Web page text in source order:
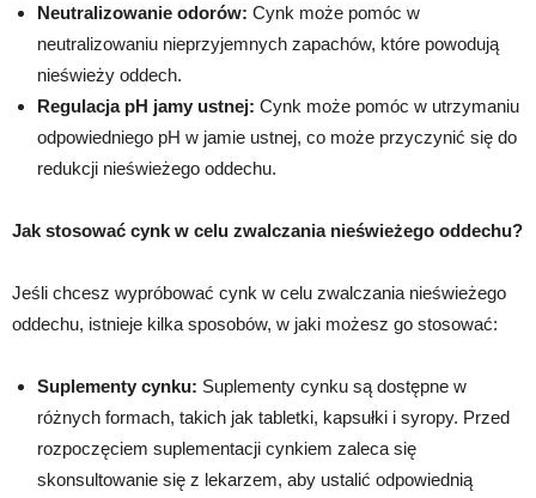
Neutralizowanie odorów: Cynk może pomóc w
neutralizowaniu nieprzyjemnych zapachów, które powodują
nieświeży oddech.
Regulacja pH jamy ustnej: Cynk może pomóc w utrzymaniu
odpowiedniego pH w jamie ustnej, co może przyczynić się do
redukcji nieświeżego oddechu.
Jak stosować cynk w celu zwalczania nieświeżego oddechu?
Jeśli chcesz wypróbować cynk w celu zwalczania nieświeżego
oddechu, istnieje kilka sposobów, w jaki możesz go stosować:
Suplementy cynku: Suplementy cynku są dostępne w
różnych formach, takich jak tabletki, kapsułki i syropy. Przed
rozpoczęciem suplementacji cynkiem zaleca się
skonsultowanie się z lekarzem, aby ustalić odpowiednią